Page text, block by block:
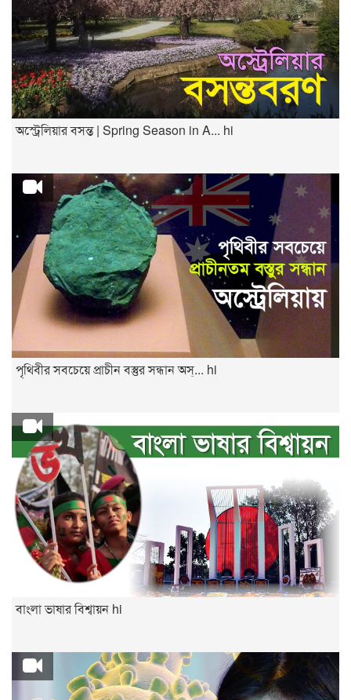
অস্ট্রেলিয়ার বসন্ত | Spring Season in A... hi
পৃথিবীর সবচেয়ে প্রাচীন বস্তুর সন্ধান অস্... hi
বাংলা ভাষার বিশ্বায়ন hi